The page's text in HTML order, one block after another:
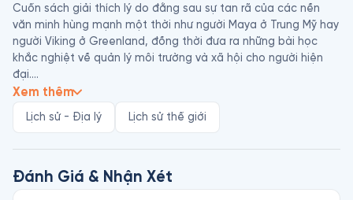
Cuốn sách giải thích lý do đằng sau sự tan rã của các nền
văn minh hùng mạnh một thời như người Maya ở Trung Mỹ hay
người Viking ở Greenland, đồng thời đưa ra những bài học
khắc nghiệt về quản lý môi trường và xã hội cho người hiện
đại.
Jared Diamond sinh năm 1937, là giáo sư địa lý tại Đại học
cho cuốn sách bán chạy Súng, Vi Trùng Và Thép. Ông cũng
Súng, Vi Trùng Và Thép; Tại Sao Tình Dục Lại Thú Vị?; Loài Tinh
Tinh Thứ Ba, Sụp Đổ, Thế Giới Cho Đến Ngày Hôm Qua…
Xem thêm
Lịch sử - Địa lý Lịch sử thế giới
Đánh Giá & Nhận Xét